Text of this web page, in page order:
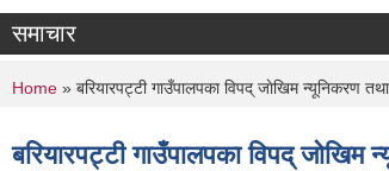
समाचार
You are here
Home » बरियारपट्टी गाउँपालपका विपद् जाेखिम न्यूनिकरण
बरियारपट्टी गाउँपालपका विपद्